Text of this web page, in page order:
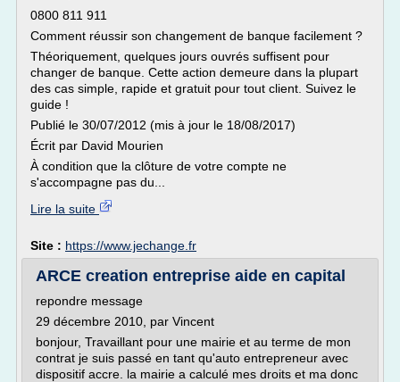
0800 811 911
Comment réussir son changement de banque facilement ?
Théoriquement, quelques jours ouvrés suffisent pour
changer de banque. Cette action demeure dans la plupart
des cas simple, rapide et gratuit pour tout client. Suivez le
guide !
Publié le 30/07/2012 (mis à jour le 18/08/2017)
Écrit par David Mourien
À condition que la clôture de votre compte ne
s'accompagne pas du...
Lire la suite
Site : https://www.jechange.fr
ARCE creation entreprise aide en capital
repondre message
29 décembre 2010, par Vincent
bonjour, Travaillant pour une mairie et au terme de mon
contrat je suis passé en tant qu'auto entrepreneur avec
dispositif accre. la mairie a calculé mes droits et ma donc